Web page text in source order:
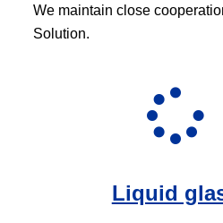
We maintain close
Solution.
Liquid